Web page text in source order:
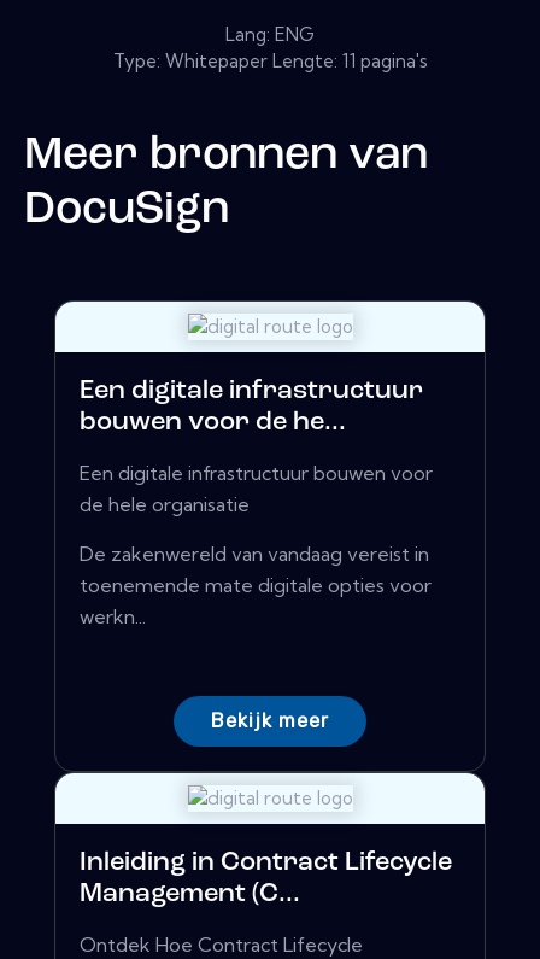
Lang: ENG
Type: Whitepaper Lengte: 11 pagina's
Meer bronnen van
DocuSign
Een digitale infrastructuur
bouwen voor de he...
Een digitale infrastructuur bouwen voor
de hele organisatie
De zakenwereld van vandaag vereist in
toenemende mate digitale opties voor
werkn...
Bekijk meer
Inleiding in Contract Lifecycle
Management (C...
Ontdek Hoe Contract Lifecycle